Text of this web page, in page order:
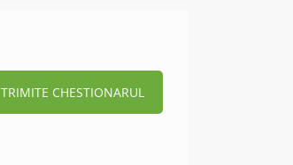
TRIMITE CHESTIONARUL